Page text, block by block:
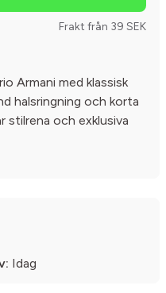
Frakt från 39 SEK
Armani med klassisk
halsringning och korta
stilrena och exklusiva
Idag